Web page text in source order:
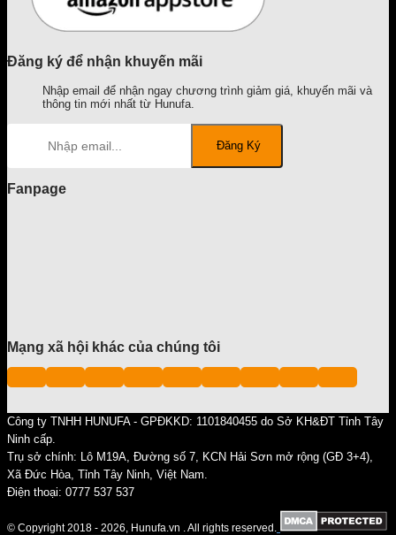
Đăng ký để nhận khuyến mãi
Nhập email để nhận ngay chương trình giảm giá, khuyến mãi và
thông tin mới nhất từ Hunufa.
Fanpage
Mạng xã hội khác của chúng tôi
Công ty TNHH HUNUFA - GPĐKKD: 1101840455 do Sở KH&ĐT Tỉnh Tây
Ninh cấp.
Trụ sở chính: Lô M19A, Đường số 7, KCN Hải Sơn mở rộng (GĐ 3+4),
Xã Đức Hòa, Tỉnh Tây Ninh, Việt Nam.
Điện thoại: 0777 537 537
© Copyright 2018 - 2026, Hunufa.vn . All rights reserved.